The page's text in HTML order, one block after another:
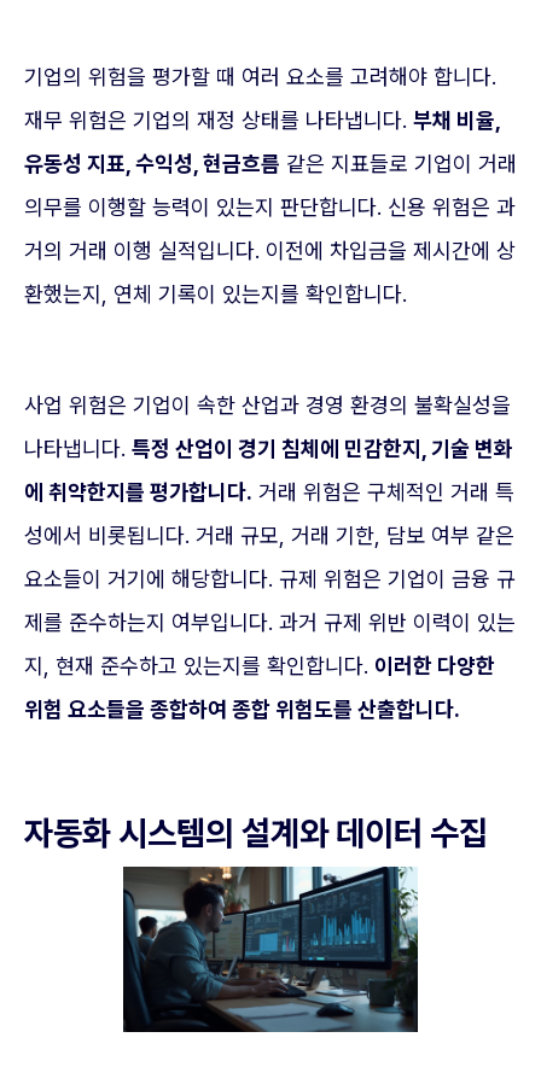
기업의 위험을 평가할 때 여러 요소를 고려해야 합니다.
재무 위험은 기업의 재정 상태를 나타냅니다. 부채 비율,
유동성 지표, 수익성, 현금흐름 같은 지표들로 기업이 거래
의무를 이행할 능력이 있는지 판단합니다. 신용 위험은 과
거의 거래 이행 실적입니다. 이전에 차입금을 제시간에 상
환했는지, 연체 기록이 있는지를 확인합니다.
사업 위험은 기업이 속한 산업과 경영 환경의 불확실성을
나타냅니다. 특정 산업이 경기 침체에 민감한지, 기술 변화
에 취약한지를 평가합니다. 거래 위험은 구체적인 거래 특
성에서 비롯됩니다. 거래 규모, 거래 기한, 담보 여부 같은
요소들이 거기에 해당합니다. 규제 위험은 기업이 금융 규
제를 준수하는지 여부입니다. 과거 규제 위반 이력이 있는
지, 현재 준수하고 있는지를 확인합니다. 이러한 다양한
위험 요소들을 종합하여 종합 위험도를 산출합니다.
자동화 시스템의 설계와 데이터 수집